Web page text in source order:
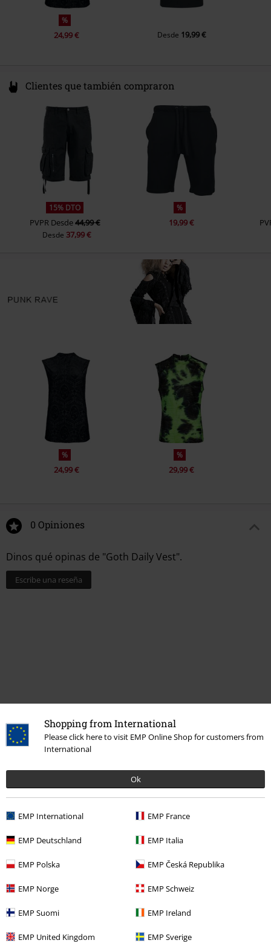
Shopping from International
Please click here to visit EMP Online Shop for customers from
International
Ok
EMP International EMP France
EMP Deutschland EMP Italia
EMP Polska EMP Česká Republika
EMP Norge EMP Schweiz
EMP Suomi EMP Ireland
EMP United Kingdom EMP Sverige
%
24,99 € Desde 19,99 €
Clientes que también compraron
15% DTO
PVPR Desde44,99 €
Desde 37,99 €
%
19,99 €
%
24,99 €
%
29,99 €
0 Opiniones
Dinos qué opinas de "Goth Daily Vest".
Escribe una reseña
Última visita
32,99 €
Más categorías. Más opciones
Tallas Grandes Ropa de Hombre